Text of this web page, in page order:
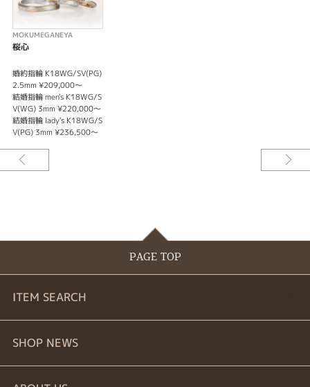
MOKUMEGANEYA
桜心
婚約指輪 K18WG/SV(PG)
2.5mm ¥209,000～
結婚指輪 men's K18WG/S
V(WG) 3mm ¥220,000～
結婚指輪 lady's K18WG/S
V(PG) 3mm ¥236,500～
PAGE TOP
ITEM SEARCH
婚約指輪
SHOP NEWS